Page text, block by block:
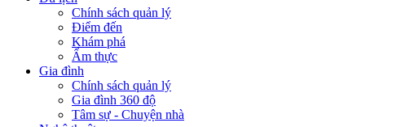
Chính sách quản lý
Điểm đến
Khám phá
Ẩm thực
Gia đình
Chính sách quản lý
Gia đình 360 độ
Tâm sự - Chuyện nhà